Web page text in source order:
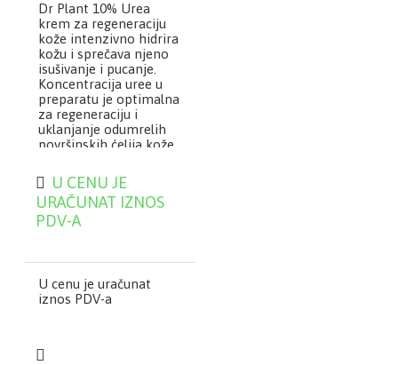
Dr Plant 10% Urea
krem za regeneraciju
kože intenzivno hidrira
kožu i sprečava njeno
isušivanje i pucanje.
Koncentracija uree u
preparatu je optimalna
za regeneraciju i
uklanjanje odumrelih
površinskih ćelija kože.
sastavu brzo prodire u
dubinske slojeve kože i
čini je znatno mekšom.
Preporučuje se za negu
kože sklone pojavi
alergija i ekcema, kod
perutanja, svraba i
U CENU JE
URAČUNAT IZNOS
PDV-A
U cenu je uračunat
iznos PDV-a